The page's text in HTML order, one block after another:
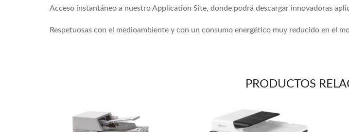
Acceso instantáneo a nuestro Application Site, donde podrá descargar innovadoras
Respetuosas con el medioambiente y con un consumo energético muy reducido en el
PRODUCTOS